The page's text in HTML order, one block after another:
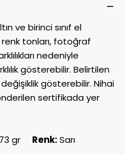
ve birinci sınıf el
tonları, fotoğraf
nedeniyle
gösterebilir. Belirtilen
değişiklik gösterebilir. Nihai
sertifikada yer
gr Renk:Sarı